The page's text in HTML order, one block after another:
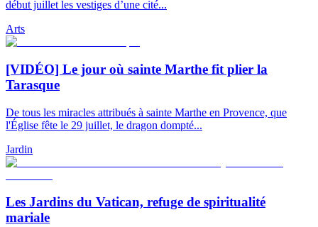
début juillet les vestiges d’une cité...
Arts
[VIDÉO] Le jour où sainte Marthe fit plier la
Tarasque
De tous les miracles attribués à sainte Marthe en Provence, que
l'Église fête le 29 juillet, le dragon dompté...
Jardin
Les Jardins du Vatican, refuge de spiritualité
mariale